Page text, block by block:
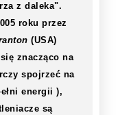
z daleka".
roku przez
(USA)
znacząco na
spojrzeć na
energii ),
są